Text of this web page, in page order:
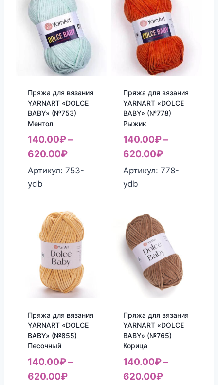
Пряжа для вязания
YARNART «DOLCE
BABY» (№753)
Ментол
140.00₽–
620.00₽
Артикул: 753-
ydb
Пряжа для вязания
YARNART «DOLCE
BABY» (№778)
Рыжик
140.00₽–
620.00₽
Артикул: 778-
ydb
Пряжа для вязания
YARNART «DOLCE
BABY» (№855)
Песочный
140.00₽–
620.00₽
Пряжа для вязания
YARNART «DOLCE
BABY» (№765)
Корица
140.00₽–
620.00₽